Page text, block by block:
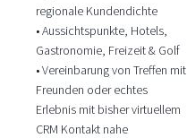
regionale Kundendichte
• Aussichtspunkte, Hotels,
Gastronomie, Freizeit & Golf
• Vereinbarung von Treffen mit
Freunden oder echtes
Erlebnis mit bisher virtuellem
CRM Kontakt nahe